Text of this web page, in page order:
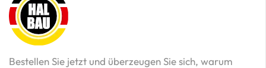
Bestellen Sie jetzt und überzeugen Sie sich, warum